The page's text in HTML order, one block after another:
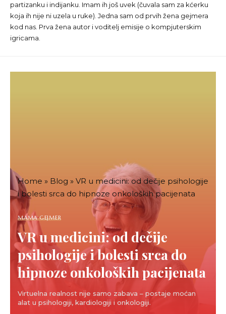
partizanku i indijanku. Imam ih još uvek (čuvala sam za kćerku
koja ih nije ni uzela u ruke). Jedna sam od prvih žena gejmera
kod nas. Prva žena autor i voditelj emisije o kompjuterskim
igricama.
Home » Blog » VR u medicini: od dečije psihologije
i bolesti srca do hipnoze onkoloških pacijenata
MAMA GEJMER
VR u medicini: od dečije
psihologije i bolesti srca do
hipnoze onkoloških pacijenata
Virtuelna realnost nije samo zabava – postaje moćan
alat u psihologiji, kardiologiji i onkologiji.